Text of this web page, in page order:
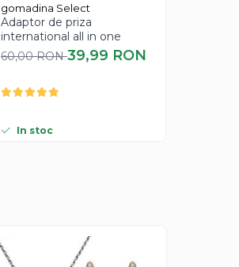
gomadina Select
Adaptor de priza
international all in one
60,00 RON39,99 RON
In stoc